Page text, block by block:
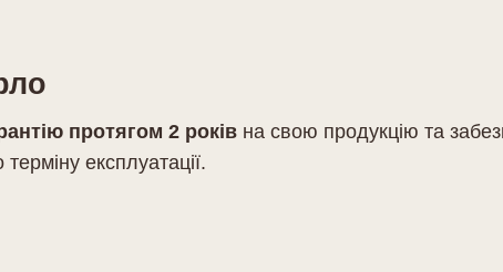
протягом 2 років на свою продукцію та
експлуатації.